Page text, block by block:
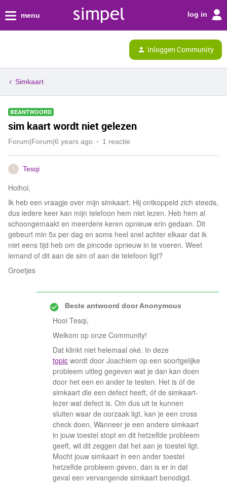
menu log in
Inloggen Community
Simkaart
BEANTWOORD
sim kaart wordt niet gelezen
Forum|Forum|6 years ago 1 reactie
T Tesqi
Hoihoi,
Ik heb een vraagje over mijn simkaart. Hij ontkoppeld zich steeds,
dus iedere keer kan mijn telefoon hem niet lezen. Heb hem al
schoongemaakt en meerdere keren opnieuw erin gedaan. Dit
gebeurt min 5x per dag en soms heel snel achter elkaar dat ik
niet eens tijd heb om de pincode opnieuw in te voeren. Weet
iemand of dit aan de sim of aan de telefoon ligt?
Groetjes
Beste antwoord doorAnonymous
Hooi Tesqi,
Welkom op onze Community!
Dat klinkt niet helemaal oké. In deze
topic wordt door Joachiem op een soortgelijke
probleem uitleg gegeven wat je dan kan doen
door het een en ander te testen. Het is óf de
simkaart die een defect heeft, óf de simkaart-
lezer wat defect is. Om dus uit te kunnen
sluiten waar de oorzaak ligt, kan je een cross
check doen. Wanneer je een andere simkaart
in jouw toestel stopt en dit hetzelfde probleem
geeft, wil dit zeggen dat het aan je toestel ligt.
Mocht jouw simkaart in een ander toestel
hetzelfde probleem geven, dan is er in dat
geval een vervangende simkaart benodigd.